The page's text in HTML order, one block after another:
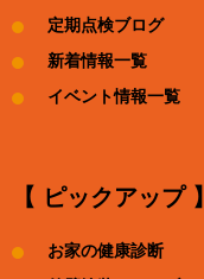
定期点検ブログ
新着情報一覧
イベント情報一覧
【 ピックアップ 】
お家の健康診断